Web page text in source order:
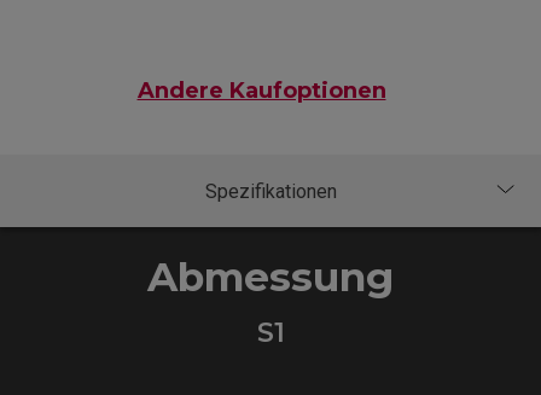
Andere Kaufoptionen
Abmessung
S1